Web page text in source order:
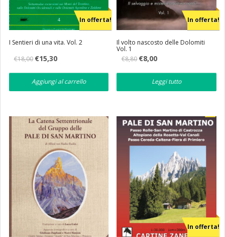
In offerta!
I Sentieri di una vita. Vol. 2
€18,00 Il
prezzo
originale
era:
€15,30Il
attuale
è:
Aggiungi al carrello
In offerta!
Il volto nascosto delle Dolomiti
Vol. 1
€8,80 Il
prezzo
originale
€8,00Il
attuale
è:
Leggi tutto
In offerta!